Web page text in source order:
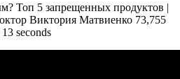
Топ 5 запрещенных продуктов |
Виктория Матвиенко 73,755
seconds